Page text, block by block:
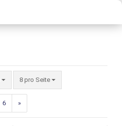
8 pro Seite
6 »